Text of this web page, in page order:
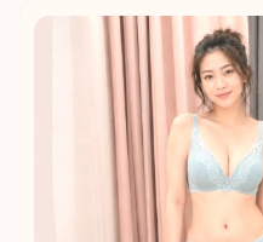
港澳中文
English